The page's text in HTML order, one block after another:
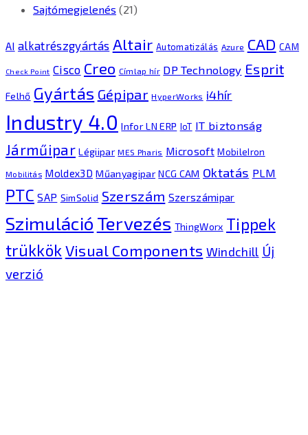
Sajtómegjelenés (21)
AI alkatrészgyártás Altair Automatizálás Azure CAD CAM
Check Point Cisco Creo Címlap hír DP Technology Esprit
Felhő Gyártás Gépipar HyperWorks i4hír
Industry 4.0 Infor LN ERP IoT IT biztonság
Járműipar Légiipar MES Pharis Microsoft MobileIron
Mobilitás Moldex3D Műanyagipar NCG CAM Oktatás PLM
PTC SAP SimSolid Szerszám Szerszámipar
Szimuláció Tervezés ThingWorx Tippek
trükkök Visual Components Windchill Új
verzió